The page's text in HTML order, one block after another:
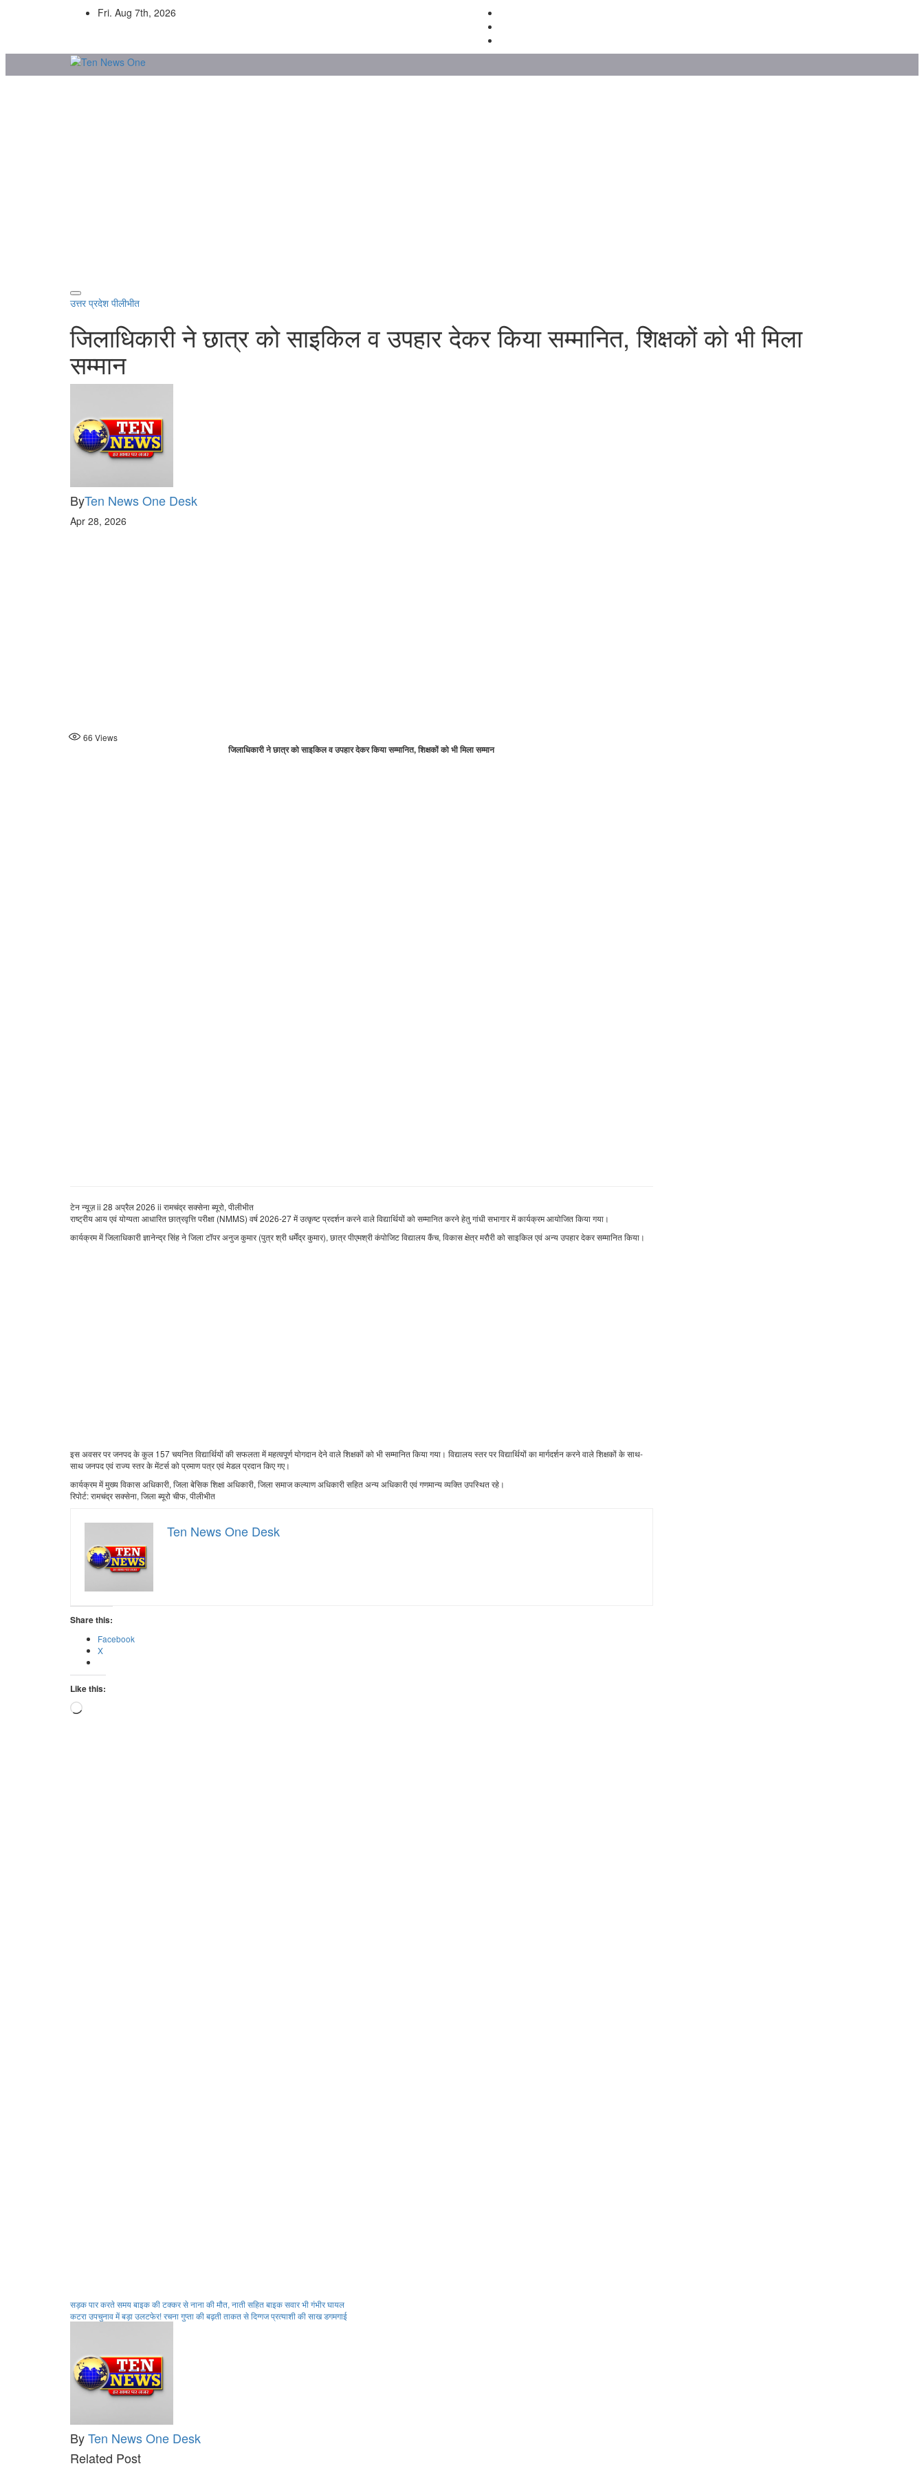
Fri. Aug 7th, 2026
उत्तर प्रदेश पीलीभीत
जिलाधिकारी ने छात्र को साइकिल व उपहार देकर किया सम्मानित, शिक्षकों को भी मिला
सम्मान
ByTen News One Desk
Apr 28, 2026
66 Views
जिलाधिकारी ने छात्र को साइकिल व उपहार देकर किया सम्मानित, शिक्षकों को भी मिला सम्मान
टेन न्यूज़ ii 28 अप्रैल 2026 ii रामचंद्र सक्सेना ब्यूरो, पीलीभीत
राष्ट्रीय आय एवं योग्यता आधारित छात्रवृत्ति परीक्षा (NMMS) वर्ष 2026-27 में उत्कृष्ट प्रदर्शन करने वाले विद्यार्थियों को सम्मानित करने हेतु गांधी सभागार में कार्यक्रम आयोजित किया गया।
कार्यक्रम में जिलाधिकारी ज्ञानेन्द्र सिंह ने जिला टॉपर अनुज कुमार (पुत्र श्री धर्मेंद्र कुमार), छात्र पीएमश्री कंपोजिट विद्यालय कैंच, विकास क्षेत्र मरौरी को साइकिल एवं अन्य उपहार देकर सम्मानित किया।
इस अवसर पर जनपद के कुल 157 चयनित विद्यार्थियों की सफलता में महत्वपूर्ण योगदान देने वाले शिक्षकों को भी सम्मानित किया गया। विद्यालय स्तर पर विद्यार्थियों का मार्गदर्शन करने वाले शिक्षकों के साथ-
साथ जनपद एवं राज्य स्तर के मेंटर्स को प्रमाण पत्र एवं मेडल प्रदान किए गए।
कार्यक्रम में मुख्य विकास अधिकारी, जिला बेसिक शिक्षा अधिकारी, जिला समाज कल्याण अधिकारी सहित अन्य अधिकारी एवं गणमान्य व्यक्ति उपस्थित रहे।
रिपोर्ट: रामचंद्र सक्सेना, जिला ब्यूरो चीफ, पीलीभीत
Ten News One Desk
Share this:
Facebook
X
Like this:
Loading…
Post
navigation
सड़क पार करते समय बाइक की टक्कर से नाना की मौत, नाती सहित बाइक सवार भी गंभीर घायल
कटरा उपचुनाव में बड़ा उलटफेर! रचना गुप्ता की बढ़ती ताकत से दिग्गज प्रत्याशी की साख डगमगाई
ByTen News One Desk
Related Post